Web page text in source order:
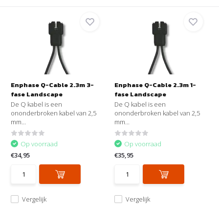
Enphase Q-Cable 2.3m 3-
fase Landscape
De Q kabel is een
ononderbroken kabel van 2,5
mm...
Vergelijk
Op voorraad
€34,95
Enphase Q-Cable 2.3m 1-
fase Landscape
De Q kabel is een
ononderbroken kabel van 2,5
mm...
Vergelijk
Op voorraad
€35,95